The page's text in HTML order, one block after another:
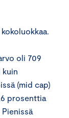
oli 709
kuin
(mid cap)
prosenttia